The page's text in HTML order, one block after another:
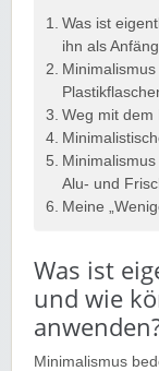
Was ist
ihn als
Weg mit dem
Alu- und
Meine
Was ist
und wie
Minimalismus